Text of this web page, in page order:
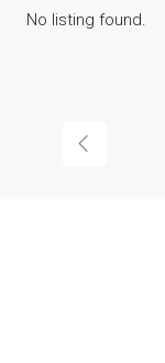
No listing found.